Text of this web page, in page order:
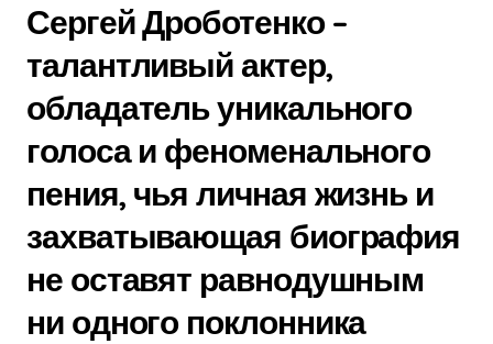
Сергей Дроботенко –
талантливый актер,
обладатель уникального
голоса и феноменального
пения, чья личная жизнь и
захватывающая биография
не оставят равнодушным
ни одного поклонника